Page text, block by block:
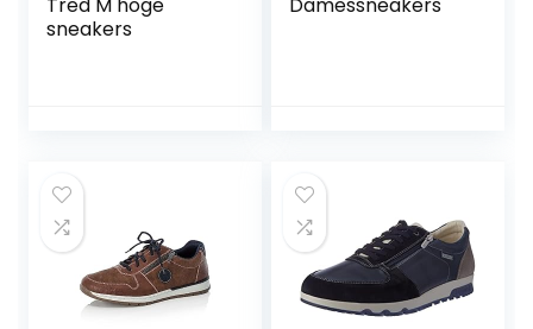
Tred M hoge
sneakers
Damessneakers